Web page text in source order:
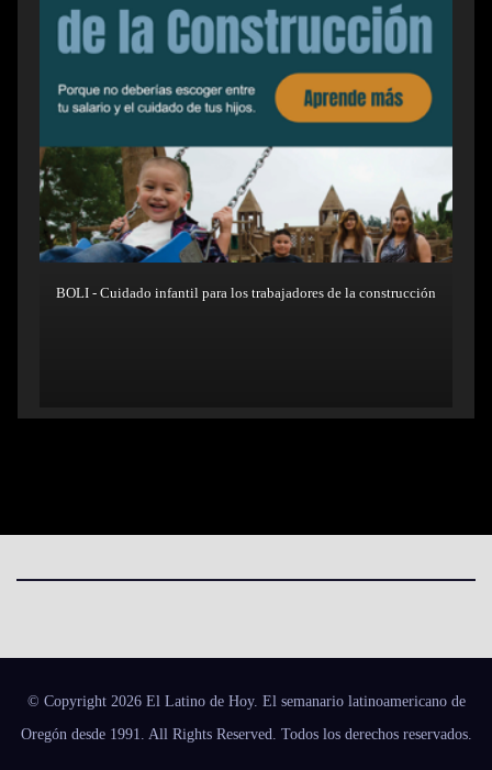
BOLI - Cuidado infantil para los trabajadores de la construcción
© Copyright 2026 El Latino de Hoy. El semanario latinoamericano de
Oregón desde 1991. All Rights Reserved. Todos los derechos reservados.